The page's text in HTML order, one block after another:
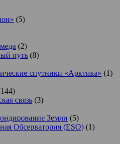
(5)
(2)
путь (8)
спутники «Арктика» (1)
связь (3)
Земли (5)
Обсерватория (ESO) (1)